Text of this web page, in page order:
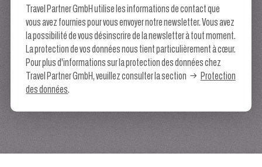
Travel Partner GmbH utilise les informations de contact que
vous avez fournies pour vous envoyer notre newsletter. Vous avez
la possibilité de vous désinscrire de la newsletter à tout moment.
La protection de vos données nous tient particulièrement à cœur.
Pour plus d'informations sur la protection des données chez
Travel Partner GmbH, veuillez consulter la section
Protection
des données.